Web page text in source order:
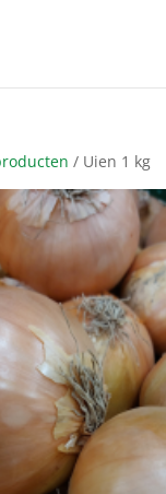
/ Uien 1 kg